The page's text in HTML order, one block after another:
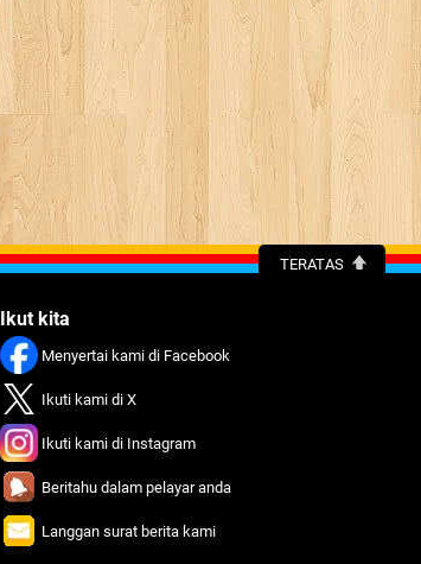
TERATAS
Ikut kita
Menyertai kami di Facebook
Ikuti kami di X
Ikuti kami di Instagram
Beritahu dalam pelayar anda
Langgan surat berita kami